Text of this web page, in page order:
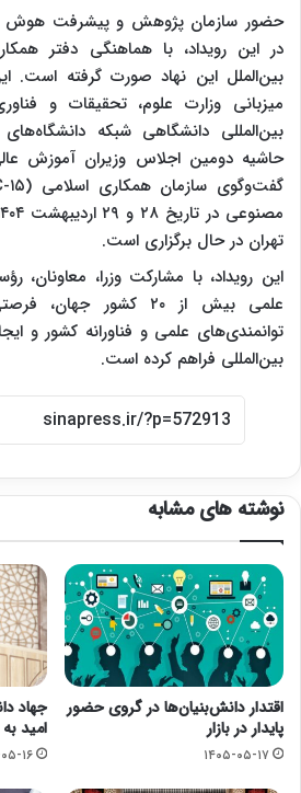
حضور سازمان پژوهش و پیشرفت هوش
در این رویداد، با هماهنگی دفتر
بین‌الملل این نهاد صورت گرفته است.
میزبانی وزارت علوم، تحقیقات و
بین‌المللی دانشگاهی شبکه
حاشیه دومین اجلاس وزیران آموزش
تهران در حال برگزاری است.
این رویداد، با مشارکت وزرا، معاونان،
علمی بیش از ۲۰ کشور
توانمندی‌های علمی و فناورانه کشور و
بین‌المللی فراهم کرده است.
نوشته های مشابه
اقتدار دانش‌بنیان‌ها در گروی حضور
پایدار در بازار
۱۴۰۵-۰۵-۱۷
جهاد
امید